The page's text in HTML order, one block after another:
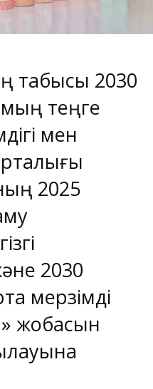
табысы 2030
теңге
мен
2025
2030
мерзімді
жобасын